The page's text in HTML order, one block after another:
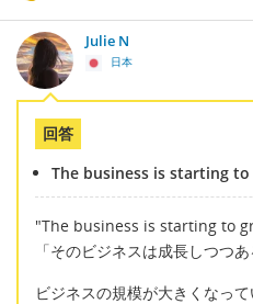
Julie N
日本
回答
The business is starting to
"The business is starting to
「そのビジネスは成長しつつあ
ビジネスの規模が大きくなっ